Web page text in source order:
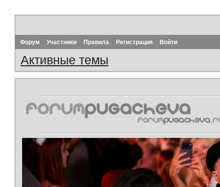
Форум Участники Правила Регистрация Войти
Активные темы